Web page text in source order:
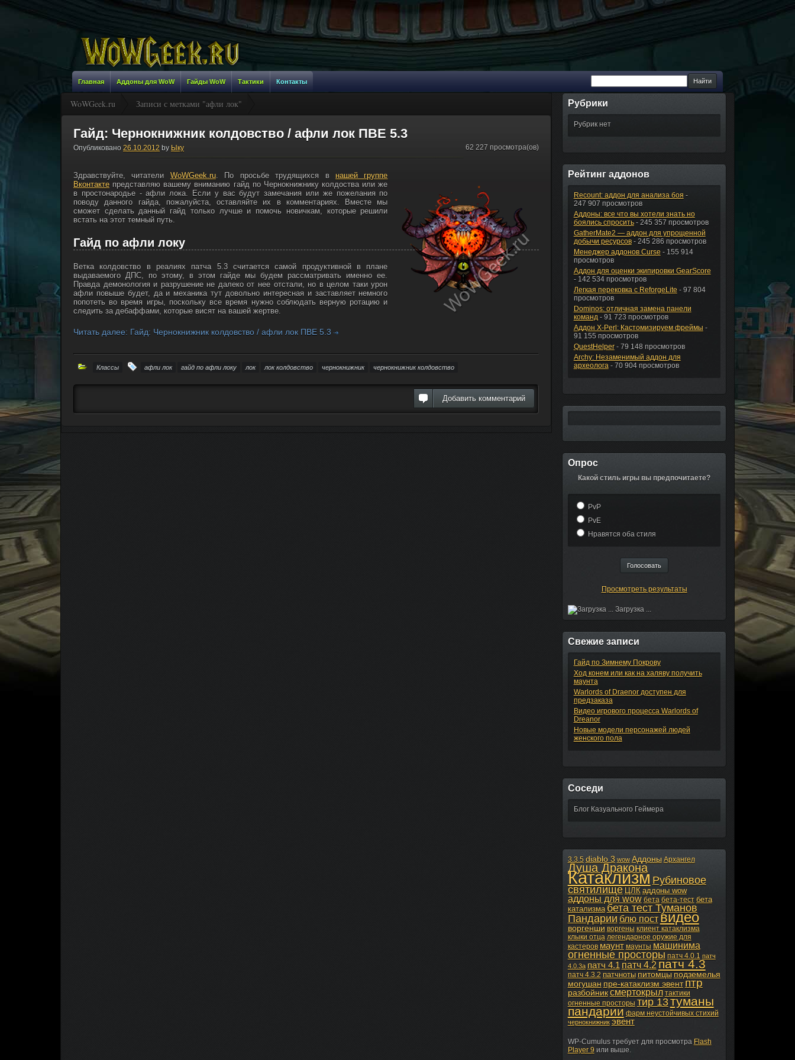
Главная Аддоны для WoW Гайды WoW Тактики Контакты
WoWGeek.ru Записи с метками "афли лок"
Гайд: Чернокнижник колдовство / афли лок ПВЕ 5.3
Опубликовано 26.10.2012 by Ыку 62 227 просмотра(ов)
Здравствуйте, читатели WoWGeek.ru. По просьбе трудящихся в нашей группе
Вконтакте представляю вашему вниманию гайд по Чернокнижнику колдоства или же
в простонародье - афли лока. Если у вас будут замечания или же пожелания по
поводу данного гайда, пожалуйста, оставляйте их в комментариях. Вместе мы
сможет сделать данный гайд только лучше и помочь новичкам, которые решили
встать на этот темный путь.
Гайд по афли локу
Ветка колдовство в реалиях патча 5.3 считается самой продуктивной в плане
выдаваемого ДПС, по этому, в этом гайде мы будем рассматривать именно ее.
Правда демонология и разрушение не далеко от нее отстали, но в целом таки урон
афли повыше будет, да и механика тут довольно интересная и заставляет немного
попотеть во время игры, поскольку все время нужно соблюдать верную ротацию и
следить за дебаффами, которые висят на вашей жертве.
Читать далее: Гайд: Чернокнижник колдовство / афли лок ПВЕ 5.3
Классы афли лок гайд по афли локу лок лок колдовство чернокнижник чернокнижник колдовство
Добавить комментарий
Рубрики
Рубрик нет
Рейтинг аддонов
Recount: аддон для анализа боя -
247 907 просмотров
Аддоны: все что вы хотели знать но
боялись спросить- 245 357 просмотров
GatherMate2 — аддон для упрощенной
добычи ресурсов- 245 286 просмотров
Менеджер аддонов Curse - 155 914
просмотров
Аддон для оценки экипировки GearScore
- 142 534 просмотров
Легкая перековка с ReforgeLite - 97 804
просмотров
Dominos: отличная замена панели
команд- 91 723 просмотров
Аддон X-Perl: Кастомизируем фреймы -
91 155 просмотров
QuestHelper- 79 148 просмотров
Archy: Незаменимый аддон для
археолога- 70 904 просмотров
Опрос
Какой стиль игры вы предпочитаете?
PvP
PvE
Нравятся оба стиля
Просмотреть результаты
Загрузка ...
Свежие записи
Гайд по Зимнему Покрову
Ход конем или как на халяву получить
маунта
Warlords of Draenor доступен для
предзаказа
Видео игрового процесса Warlords of
Dreanor
Новые модели персонажей людей
женского пола
Соседи
Блог Казуального Геймера
3.3.5 diablo 3 wow Аддоны Архангел
Душа Дракона
Катаклизм Рубиновое
святилище ЦЛК аддоны wow
аддоны для wow бета бета-тест бета
катализма бета тест Туманов
Пандарии блю поствидео
воргенши воргены клиент катаклизма
клыки отца легендарное оружие для
кастеров маунт маунты машинима
огненные просторы патч 4.0.1 патч
4.0.3а патч 4.1 патч 4.2 патч 4.3
патч 4.3.2 патчноты питомцыподземелья
могушан пре-катаклизм эвент птр
разбойник смертокрыл тактики
огненные просторы тир 13туманы
пандарии фарм неустойчивых стихий
чернокнижник эвент
WP-Cumulus требует для просмотра Flash
Player 9 или выше.